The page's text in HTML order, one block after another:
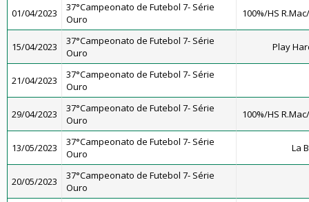
01/04/2023
37°Campeonato de Futebol 7- Série
Ouro
100%/HS
15/04/2023
37°Campeonato de Futebol 7- Série
Ouro
Play
21/04/2023
37°Campeonato de Futebol 7- Série
Ouro
29/04/2023
37°Campeonato de Futebol 7- Série
Ouro
100%/HS
13/05/2023
37°Campeonato de Futebol 7- Série
Ouro
La
20/05/2023
37°Campeonato de Futebol 7- Série
Ouro